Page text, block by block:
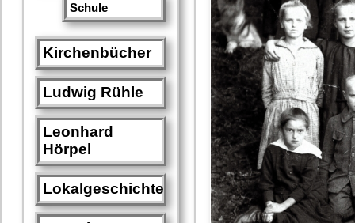
Schule
Kirchenbücher
Ludwig Rühle
Leonhard
Hörpel
Lokalgeschichte